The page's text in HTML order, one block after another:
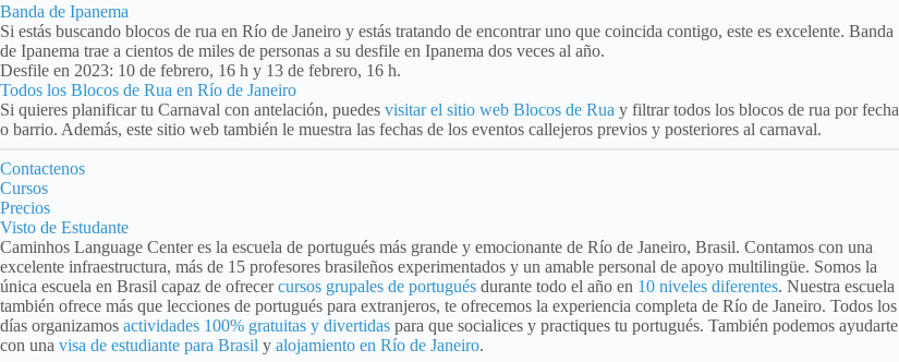
Banda de Ipanema
Si estás buscando blocos de rua en Río de Janeiro y estás tratando de encontrar uno que coincida contigo, este es excelente. Banda
de Ipanema trae a cientos de miles de personas a su desfile en Ipanema dos veces al año.
Desfile en 2023: 10 de febrero, 16 h y 13 de febrero, 16 h.
Todos los Blocos de Rua en Río de Janeiro
Si quieres planificar tu Carnaval con antelación, puedes visitar el sitio web Blocos de Rua y filtrar todos los blocos de rua por fecha
o barrio. Además, este sitio web también le muestra las fechas de los eventos callejeros previos y posteriores al carnaval.
Contactenos
Cursos
Precios
Visto de Estudante
Caminhos Language Center es la escuela de portugués más grande y emocionante de Río de Janeiro, Brasil. Contamos con una
excelente infraestructura, más de 15 profesores brasileños experimentados y un amable personal de apoyo multilingüe. Somos la
única escuela en Brasil capaz de ofrecercursos grupales de portugués durante todo el año en 10 niveles diferentes. Nuestra escuela
también ofrece más que lecciones de portugués para extranjeros, te ofrecemos la experiencia completa de Río de Janeiro. Todos los
días organizamos actividades 100% gratuitas y divertidas para que socialices y practiques tu portugués. También podemos ayudarte
con una visa de estudiante para Brasil y alojamiento en Río de Janeiro.